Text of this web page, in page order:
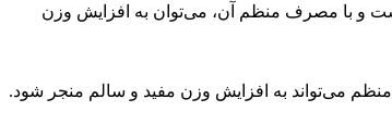
مقدار زیادی پروتئین است و با مصرف منظم آن، می‌توان به افزایش وزن
می‌تواند به افزایش وزن مفید و سالم منجر شود.